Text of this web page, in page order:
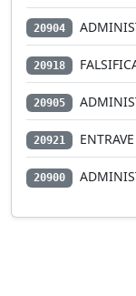
20904
20918
20905
20921 ENTRAVE
20900